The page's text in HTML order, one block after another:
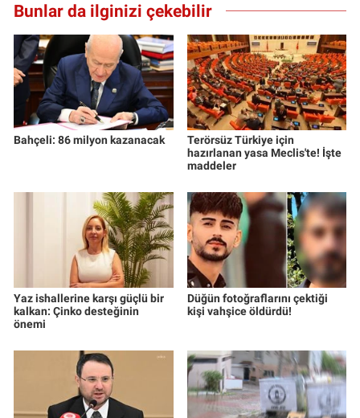
Bunlar da ilginizi çekebilir
Bahçeli: 86 milyon kazanacak
Terörsüz Türkiye için
hazırlanan yasa Meclis'te! İşte
maddeler
Yaz ishallerine karşı güçlü bir
kalkan: Çinko desteğinin
önemi
Düğün fotoğraflarını çektiği
kişi vahşice öldürdü!